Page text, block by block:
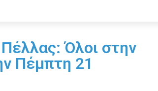
Όλοι στην
Πέμπτη 21